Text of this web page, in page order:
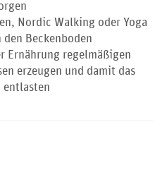
Nordic Walking oder Yoga
Beckenboden
Ernährung regelmäßigen
erzeugen und damit das
entlasten